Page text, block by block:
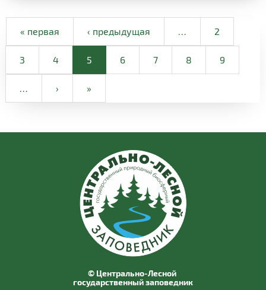
« первая ‹ предыдущая 2
3 4 5 6 7 8 9
› »
© Центрально-Лесной
государственный заповедник